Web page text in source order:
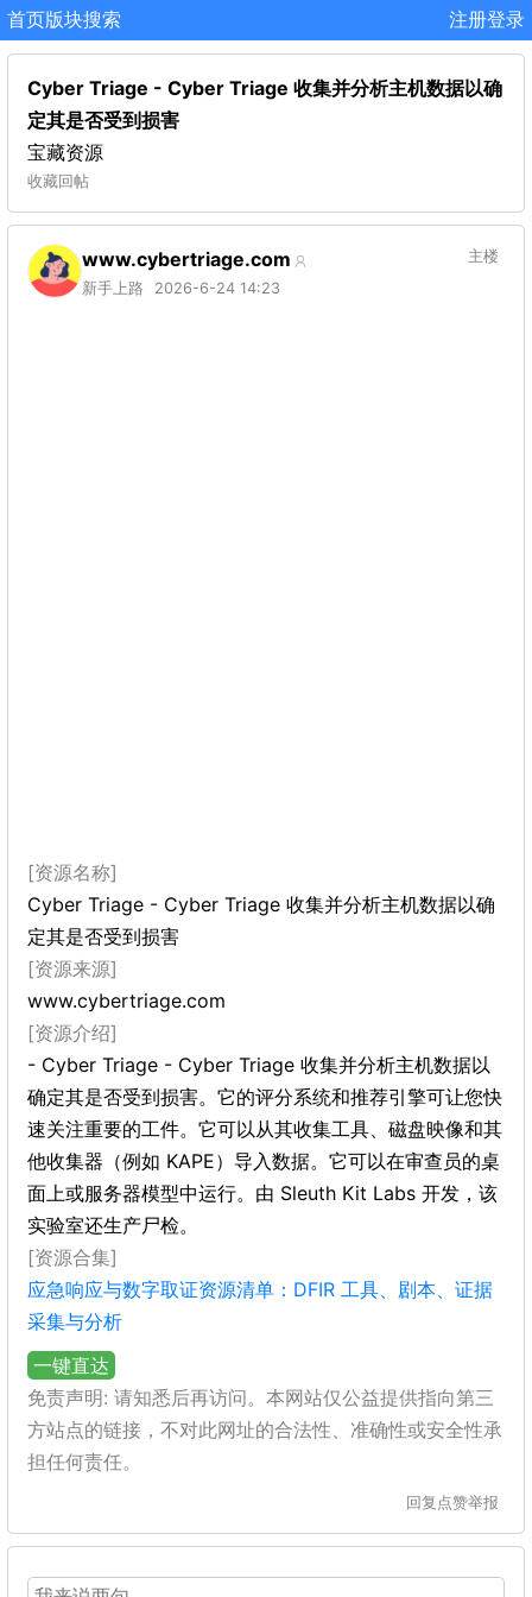
首页版块搜索 注册登录
Cyber Triage - Cyber​​ Triage 收集并分析主机数据以确
定其是否受到损害
宝藏资源
收藏回帖
www.cybertriage.com
新手上路 2026-6-24 14:23
主楼
[资源名称]
Cyber Triage - Cyber​​ Triage 收集并分析主机数据以确
定其是否受到损害
[资源来源]
www.cybertriage.com
[资源介绍]
- Cyber Triage - Cyber​​ Triage 收集并分析主机数据以
确定其是否受到损害。它的评分系统和推荐引擎可让您快
速关注重要的工件。它可以从其收集工具、磁盘映像和其
他收集器（例如 KAPE）导入数据。它可以在审查员的桌
面上或服务器模型中运行。由 Sleuth Kit Labs 开发，该
实验室还生产尸检。
[资源合集]
应急响应与数字取证资源清单：DFIR 工具、剧本、证据
采集与分析
一键直达
免责声明: 请知悉后再访问。本网站仅公益提供指向第三
方站点的链接，不对此网址的合法性、准确性或安全性承
担任何责任。
回复 点赞举报